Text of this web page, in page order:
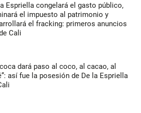
Espriella congelará el gasto público,
el impuesto al patrimonio y
el fracking: primeros anuncios
Cali
dará paso al coco, al cacao, al
así fue la posesión de De la Espriella